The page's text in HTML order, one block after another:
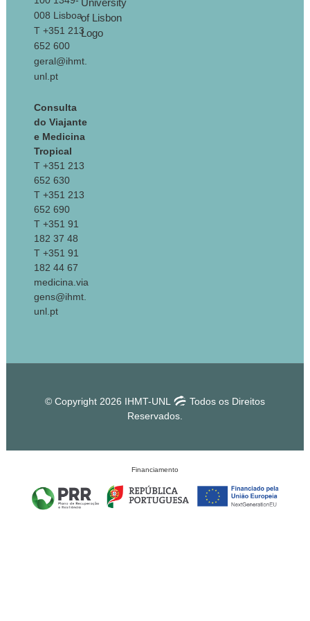
008 Lisboa
T +351 213
652 600
geral@ihmt.
unl.pt
Consulta
do Viajante
e Medicina
Tropical
T +351 213
652 630
T +351 213
652 690
T +351 91
182 37 48
T +351 91
182 44 67
medicina.via
gens@ihmt.
unl.pt
© Copyright 2026 IHMT-UNL
Todos os Direitos
Reservados.
Financiamento